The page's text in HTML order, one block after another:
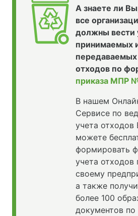
А знаете ли
все
должны вести
принимаемых
передаваемых
отходов по
приказа МПР
В нашем
Сервисе по
учета отходов
можете
формировать
учета отходов
своему
а также
более 100
документов по